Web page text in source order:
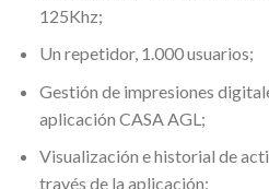
125Khz;
Un repetidor, 1.000 usuarios;
Gestión de impresiones
aplicación CASA AGL;
Visualización e historial de
través de la aplicación;